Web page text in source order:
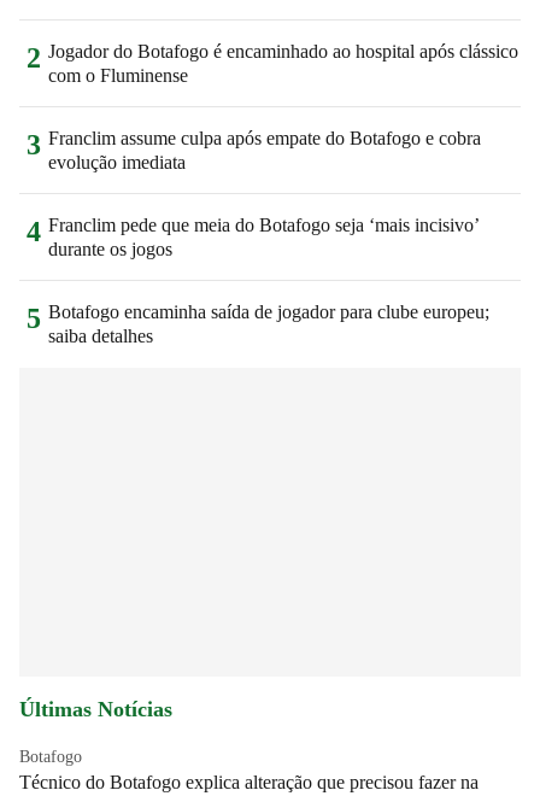
2 Jogador do Botafogo é encaminhado ao hospital após clássico
com o Fluminense
3 Franclim assume culpa após empate do Botafogo e cobra
evolução imediata
4 Franclim pede que meia do Botafogo seja ‘mais incisivo’
durante os jogos
5 Botafogo encaminha saída de jogador para clube europeu;
saiba detalhes
Últimas Notícias
Botafogo
Técnico do Botafogo explica alteração que precisou fazer na